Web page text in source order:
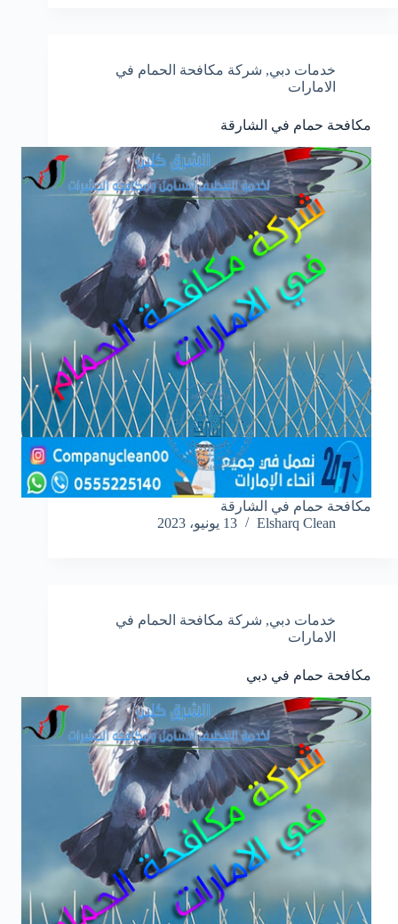
خدمات دبي, شركة مكافحة الحمام في
الامارات
مكافحة حمام في الشارقة
مكافحة حمام في الشارقة
Elsharq Clean
13 يونيو، 2023
خدمات دبي, شركة مكافحة الحمام في
الامارات
مكافحة حمام في دبي